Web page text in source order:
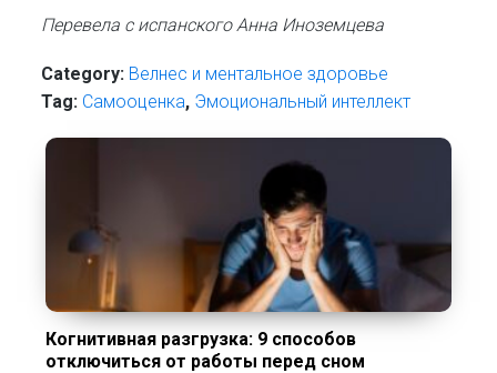
Перевела с испанского Анна Иноземцева
Category: Велнес и ментальное здоровье
Tag: Самооценка, Эмоциональный интеллект
Когнитивная разгрузка: 9 способов
отключиться от работы перед сном